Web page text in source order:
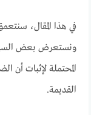
في هذا المقال،
ونستعرض بعض
المحتملة لإثبات
القديمة.